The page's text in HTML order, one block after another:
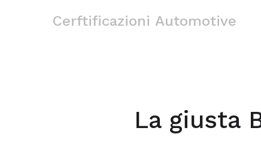
Cerftificazioni Automotive
La giusta